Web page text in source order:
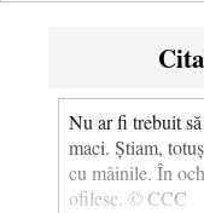
Nu ar fi trebuit
maci. Știam,
cu mâinile. În
ofilesc. © CCC